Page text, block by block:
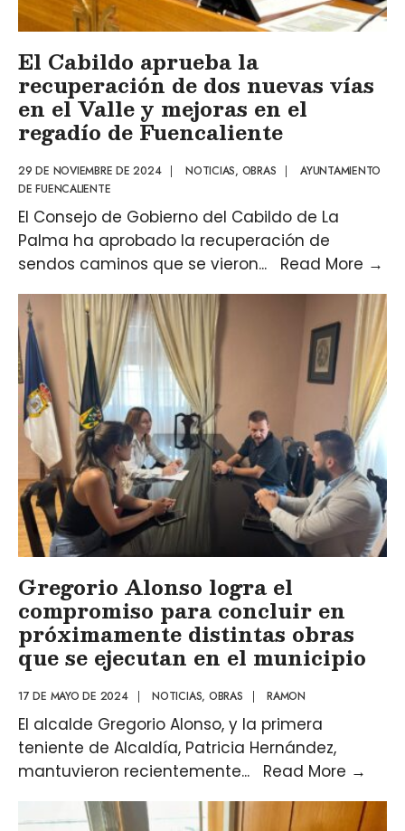
El Cabildo aprueba la
recuperación de dos nuevas vías
en el Valle y mejoras en el
regadío de Fuencaliente
29 DE NOVIEMBRE DE 2024 | NOTICIAS, OBRAS |
AYUNTAMIENTO
DE FUENCALIENTE
El Consejo de Gobierno del Cabildo de La
Palma ha aprobado la recuperación de
sendos caminos que se vieron... Read More →
Gregorio Alonso logra el
compromiso para concluir en
próximamente distintas obras
que se ejecutan en el municipio
17 DE MAYO DE 2024 NOTICIAS, OBRAS RAMON
El alcalde Gregorio Alonso, y la primera
teniente de Alcaldía, Patricia Hernández,
mantuvieron recientemente... Read More →